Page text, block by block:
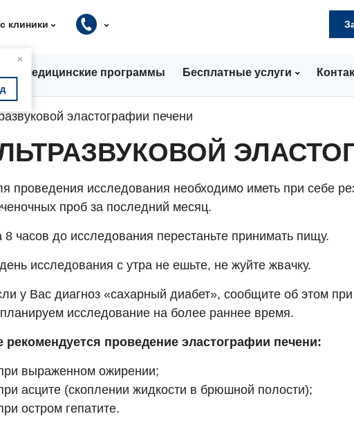
×
клиники
Медицинские программы Бесплатные услуги
эластографии печени
проведения исследования необходимо иметь при себе
проб за последний месяц.
8 часов до исследования перестаньте принимать пищу.
исследования с утра не ешьте, не жуйте жвачку.
у Вас диагноз «сахарный диабет», сообщите об этом
исследование на более раннее время.
рекомендуется проведение эластографии печени:
выраженном ожирении;
асците (скоплении жидкости в брюшной полости);
остром гепатите.